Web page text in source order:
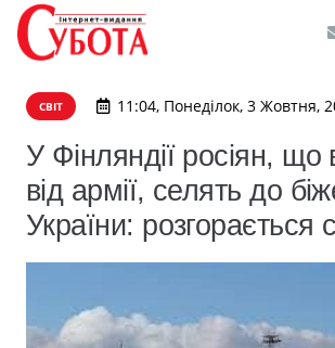
СВІТ 11:04, Понеділок, 3 Жовтня,
У Фінляндії росіян, що
від армії, селять до
України: розгорається